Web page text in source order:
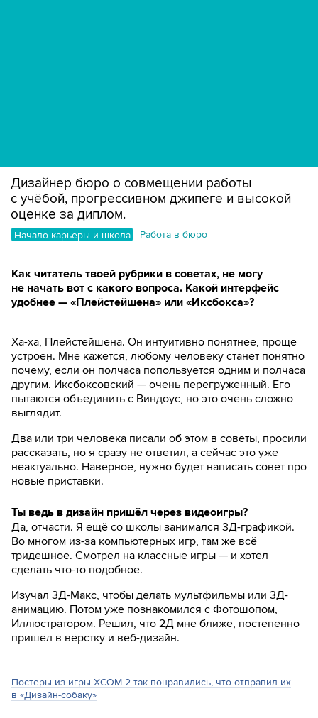
Дизайнер бюро о совмещении работы
с учёбой, прогрессивном джипеге и высокой
оценке за диплом.
Начало карьеры и школа Работа в бюро
Как читатель твоей рубрики в советах, не могу
не начать вот с какого вопроса. Какой интерфейс
удобнее — «Плейстейшена» или «Иксбокса»?
Ха-ха, Плейстейшена. Он интуитивно понятнее, проще
устроен. Мне кажется, любому человеку станет понятно
почему, если он полчаса попользуется одним и полчаса
другим. Иксбоксовский — очень перегруженный. Его
пытаются объединить с Виндоус, но это очень сложно
выглядит.
Два или три человека писали об этом в советы, просили
рассказать, но я сразу не ответил, а сейчас это уже
неактуально. Наверное, нужно будет написать совет про
новые приставки.
Ты ведь в дизайн пришёл через видеоигры?
Да, отчасти. Я ещё со школы занимался 3Д-графикой.
Во многом из-за компьютерных игр, там же всё
тридешное. Смотрел на классные игры — и хотел
сделать что-то подобное.
Изучал 3Д-Макс, чтобы делать мультфильмы или 3Д-
анимацию. Потом уже познакомился с Фотошопом,
Иллюстратором. Решил, что 2Д мне ближе, постепенно
пришёл в вёрстку и веб-дизайн.
Постеры из игры XCOM 2 так понравились, что отправил их
в «Дизайн-собаку»